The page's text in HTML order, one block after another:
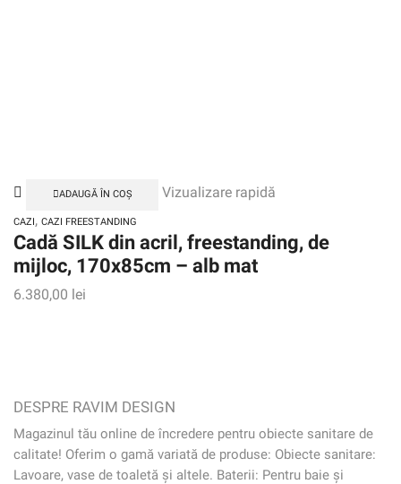
ADAUGĂ ÎN COȘ Vizualizare rapidă
CAZI, CAZI FREESTANDING
Cadă SILK din acril, freestanding, de
mijloc, 170x85cm – alb mat
6.380,00 lei
DESPRE RAVIM DESIGN
Magazinul tău online de încredere pentru obiecte sanitare de
calitate! Oferim o gamă variată de produse: Obiecte sanitare:
Lavoare, vase de toaletă și altele. Baterii: Pentru baie și